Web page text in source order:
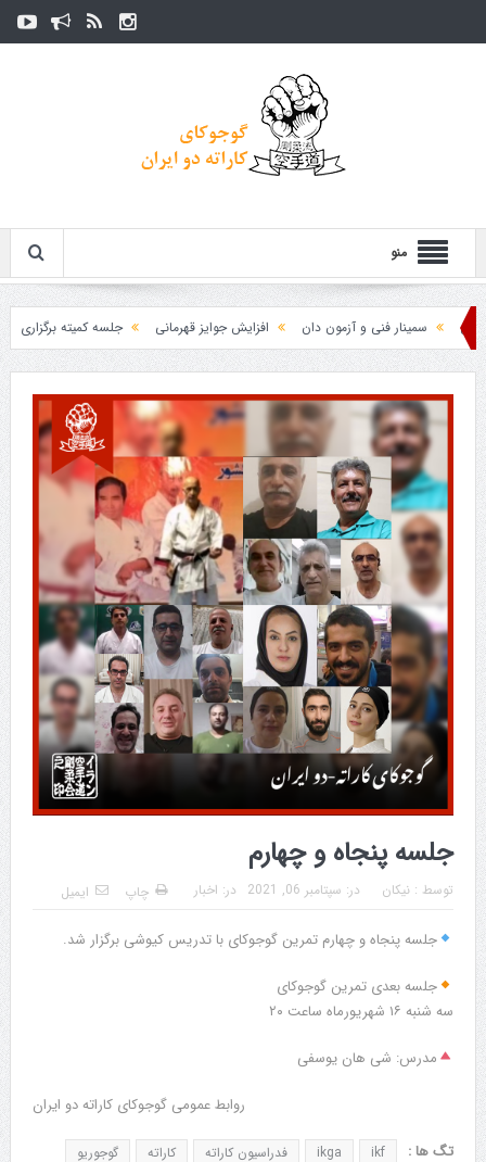
منو
سمینار فنی و آزمون دان افزایش جوایز قهرمانی جلسه کمیته برگزاری جام پارس
جلسه پنجاه و چهارم
توسط : نیکان در: سپتامبر 06, 2021 در: اخبار چاپ ایمیل
جلسه پنجاه و چهارم تمرین گوجوکای با تدریس کیوشی برگزار شد.
جلسه بعدی تمرین گوجوکای
سه شنبه ۱۶ شهریورماه ساعت ۲۰
مدرس: شی هان یوسفی
روابط عمومی گوجوکای کاراته دو ایران
تگ ها : ikf
ikga فدراسیون کاراته کاراته
گوجوریو